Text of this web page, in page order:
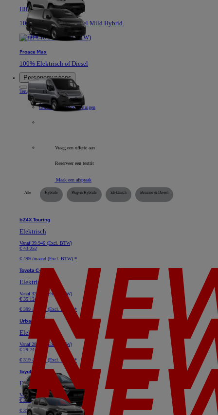
Hilux
100% Elektrisch of Diesel Mild Hybrid
Vanaf €40.361 (Excl BTW)
Proace Max
100% Elektrisch of Diesel
Personenwagens
TerugItem
Onze personenwagens
Voor zelfstandigen
Ontdek onze stockvoertuigen
Vraag een offerte aan
Reserveer een testrit
Maak een afspraak
Alle Hybride Plug-in Hybride Elektrisch Benzine & Diesel
bZ4X Touring
Elektrisch
Vanaf39.946 (Excl. BTW)
€ 43.252
€ 499 /maand (Excl. BTW) *
Toyota C-HR+
Elektrisch
Vanaf32.645 (Excl. BTW)
€ 35.124
€ 399 /maand (Excl. BTW) *
Urban Cruiser
Elektrisch
Vanaf28.091 (Excl. BTW)
€ 29.744
€ 319 /maand (Excl. BTW) *
Toyota bZ4X
Elektrisch
Vanaf 33.719 (Excl. BTW)
€ 37.025
€ 319 /maand (Excl. BTW) *